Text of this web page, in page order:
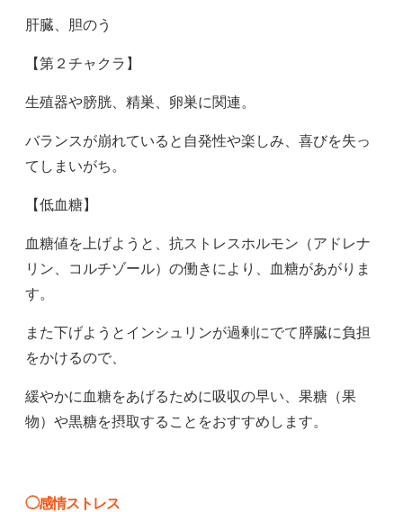
肝臓、胆のう
【第２チャクラ】
生殖器や膀胱、精巣、卵巣に関連。
バランスが崩れていると自発性や楽しみ、喜びを失っ
てしまいがち。
【低血糖】
血糖値を上げようと、抗ストレスホルモン（アドレナ
リン、コルチゾール）の働きにより、血糖があがりま
す。
また下げようとインシュリンが過剰にでて膵臓に負担
をかけるので、
緩やかに血糖をあげるために吸収の早い、果糖（果
物）や黒糖を摂取することをおすすめします。
◯感情ストレス